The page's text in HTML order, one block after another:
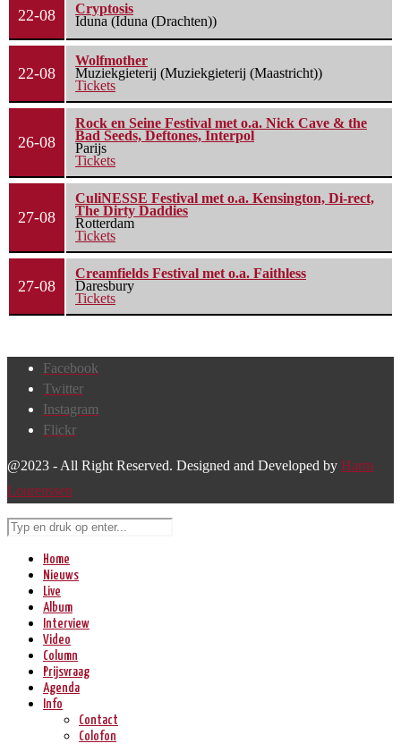
22-08
Cryptosis
Iduna (Iduna (Drachten))
22-08
Wolfmother
Muziekgieterij (Muziekgieterij (Maastricht))
Tickets
26-08
Rock en Seine Festival met o.a. Nick Cave & the
Bad Seeds, Deftones, Interpol
Parijs
Tickets
27-08
CuliNESSE Festival met o.a. Kensington, Di-rect,
The Dirty Daddies
Rotterdam
Tickets
27-08
Creamfields Festival met o.a. Faithless
Daresbury
Tickets
Facebook
Twitter
Instagram
Flickr
@2023 - All Right Reserved. Designed and Developed by Harm
Lourenssen
Home
Nieuws
Live
Album
Interview
Video
Column
Prijsvraag
Agenda
Info
Contact
Colofon